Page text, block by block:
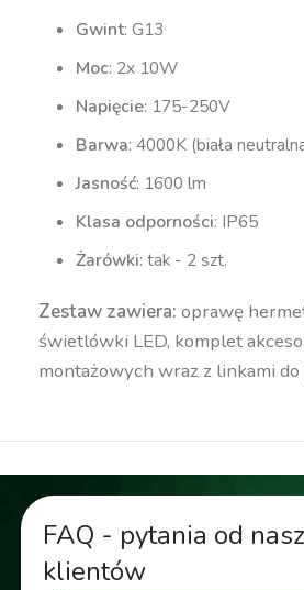
Gwint: G13
Moc: 2x 10W
Napięcie: 175-250V
Barwa: 4000K (biała
Jasność: 1600 lm
Klasa odporności: IP65
Żarówki: tak - 2 szt.
Zestaw zawiera: oprawę
świetlówki LED, komplet
montażowych wraz z linkami do
FAQ - pytania od
klientów